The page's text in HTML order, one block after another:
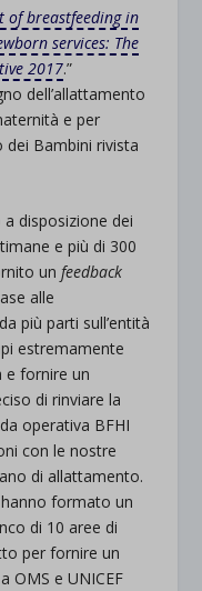
of breastfeeding in
services: The
2017.”
dell’allattamento
e per
dei Bambini rivista
disposizione dei
e più di 300
unfeedback
alle
più parti sull’entità
estremamente
e fornire un
di rinviare la
operativa BFHI
con le nostre
di allattamento.
formato un
di 10 aree di
per fornire un
OMS e UNICEF